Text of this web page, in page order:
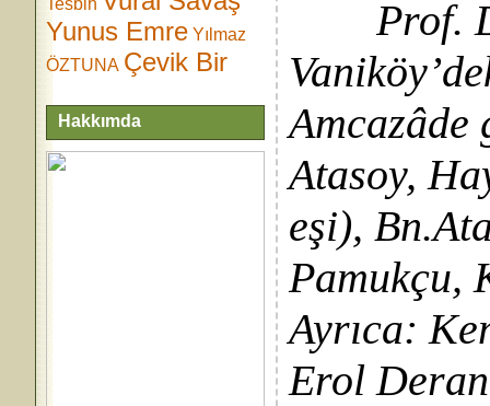
Tesbih
Yunus Emre Yılmaz
ÖZTUNA Çevik Bir
Hakkımda
Prof. Dr.
Atasoy,
eşi),
Pamukçu,
Ayrıca:
Erol